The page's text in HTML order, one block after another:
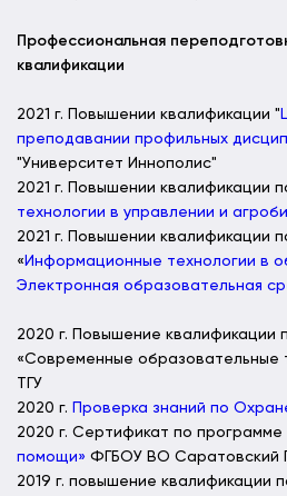
Профессиональная
квалификации
2021 г. Повышении квалификации "
преподавании профильных
"Университет Иннополис"
2021 г. Повышении квалификации
технологии в управлении и
2021 г. Повышении квалификации
« Информационные технологии в
Электронная образовательная
2020 г. Повышение квалификации
«Современные образовательные
ТГУ
2020 г. Проверка знаний по
2020 г. Сертификат по программе
помощи» ФГБОУ ВО Саратовский
2019 г. повышение квалификации